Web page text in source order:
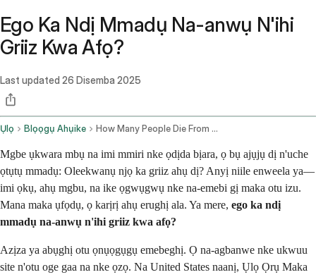
Ego Ka Ndị Mmadụ Na-anwụ N'ihi
Griiz Kwa Afọ?
Last updated 26 Disemba 2025
Ụlọ Blọọgụ Ahụike How Many People Die From The Flu Each Year
Mgbe ụkwara mbụ na imi mmiri nke ọdịda bịara, ọ bụ ajụjụ dị n'uche
ọtụtụ mmadụ: Oleekwanụ njọ ka griiz ahụ dị? Anyị niile enweela ya—
imi ọkụ, ahụ mgbu, na ike ọgwụgwụ nke na-emebi gị maka otu izu.
Mana maka ụfọdụ, ọ karịrị ahụ erughị ala. Ya mere, ego ka ndị
mmadụ na-anwụ n'ihi griiz kwa afọ?
Azịza ya abụghị otu ọnụọgụgụ emebeghị. Ọ na-agbanwe nke ukwuu
site n'otu oge gaa na nke ọzọ. Na United States naanị, Ụlọ Ọrụ Maka